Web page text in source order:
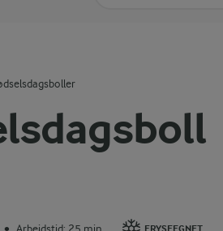
Arbejdstid: 25 min FRYSEEGNET